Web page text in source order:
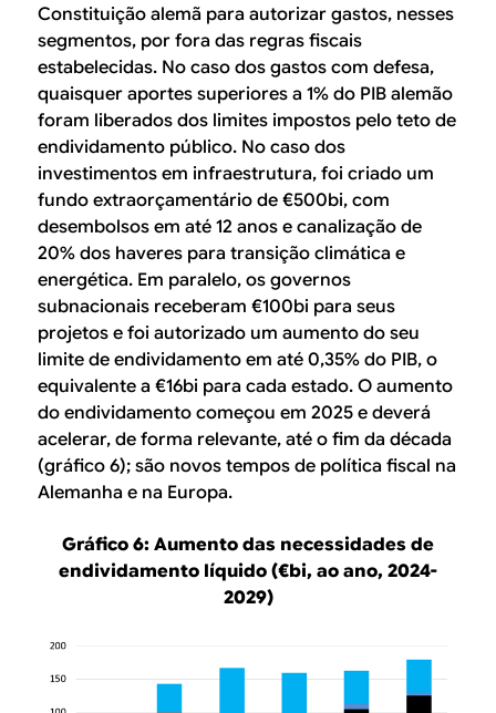
Constituição alemã para autorizar gastos, nesses
segmentos, por fora das regras fiscais
estabelecidas. No caso dos gastos com defesa,
quaisquer aportes superiores a 1% do PIB alemão
foram liberados dos limites impostos pelo teto de
endividamento público. No caso dos
investimentos em infraestrutura, foi criado um
fundo extraorçamentário de €500bi, com
desembolsos em até 12 anos e canalização de
20% dos haveres para transição climática e
energética. Em paralelo, os governos
subnacionais receberam €100bi para seus
projetos e foi autorizado um aumento do seu
limite de endividamento em até 0,35% do PIB, o
equivalente a €16bi para cada estado. O aumento
do endividamento começou em 2025 e deverá
acelerar, de forma relevante, até o fim da década
(gráfico 6); são novos tempos de política fiscal na
Alemanha e na Europa.
Gráfico 6: Aumento das necessidades de
endividamento líquido (€bi, ao ano, 2024-
2029)